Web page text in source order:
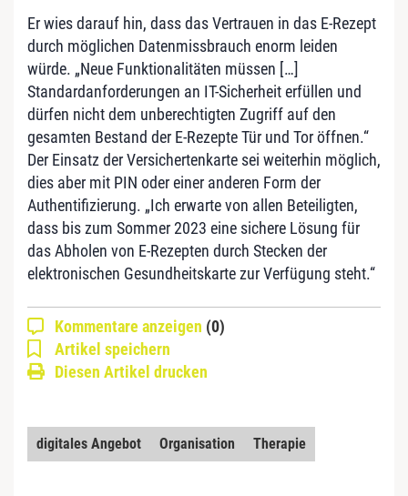
Er wies darauf hin, dass das Vertrauen in das E-Rezept
durch möglichen Datenmissbrauch enorm leiden
würde. „Neue Funktionalitäten müssen […]
Standardanforderungen an IT-Sicherheit erfüllen und
dürfen nicht dem unberechtigten Zugriff auf den
gesamten Bestand der E-Rezepte Tür und Tor öffnen.“
Der Einsatz der Versichertenkarte sei weiterhin möglich,
dies aber mit PIN oder einer anderen Form der
Authentifizierung. „Ich erwarte von allen Beteiligten,
dass bis zum Sommer 2023 eine sichere Lösung für
das Abholen von E-Rezepten durch Stecken der
elektronischen Gesundheitskarte zur Verfügung steht.“
Kommentare anzeigen (0)
Artikel speichern
Diesen Artikel drucken
digitales Angebot Organisation Therapie